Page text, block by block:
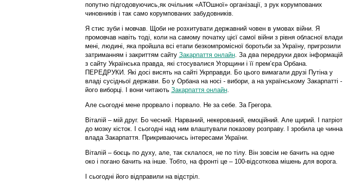
попутно підгодовуючись,як очільник «АТОшної» організації, з рук корумпованих
чиновників і так само корумпованих забудовників.
Я стис зуби і мовчав. Щоби не розхитувати державний човен в умовах війни. Я
промовчав навіть тоді, коли на самому початку цієї самої війни з рівня обласної влади
мені, людині, яка пройшла всі етапи безкомпромісної боротьби за Україну, пригрозили
затриманням і закриттям сайту Закарпаття онлайн. За два передруки двох інформацій
з сайту Українська правда, які стосувалися Угорщини і її прем’єра Орбана.
ПЕРЕДРУКИ. Які досі висять на сайті Укрправди. Бо цього вимагали друзі Путіна у
владі сусідньої держави. Бо у Орбана на носі - вибори, а на українському Закарпатті -
його виборці. І вони читають Закарпаття онлайн.
Але сьогодні мене прорвало і порвало. Не за себе. За Грегора.
Віталій – мій друг. Бо чесний. Нарваний, некерований, емоційний. Але щирий. І патріот
до мозку кісток. І сьогодні над ним влаштували показову розправу. І зробила це чинна
влада Закарпаття. Прикриваючись інтересами України.
Віталій – боєць по духу, але, так склалося, не по тілу. Він зовсім не бачить на одне
око і погано бачить на інше. Тобто, на фронті це – 100-відсоткова мішень для ворога.
І сьогодні його відправили на відстріл.